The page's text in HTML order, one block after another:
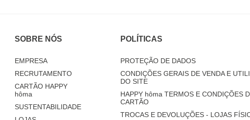
SOBRE NÓS
EMPRESA
RECRUTAMENTO
CARTÃO HAPPY
hôma
SUSTENTABILIDADE
POLÍTICAS
PROTEÇÃO DE DADOS
CONDIÇÕES GERAIS DE VENDA E
DO SITE
HAPPY hôma TERMOS E CONDIÇÕES
CARTÃO
TROCAS E DEVOLUÇÕES - LOJAS